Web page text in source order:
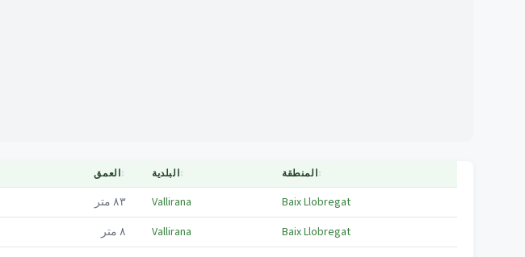
العمق↕ البلدية↕ المنطقة↕
٨٣ متر Vallirana
Baix Llobregat
٨ متر Vallirana
Baix Llobregat